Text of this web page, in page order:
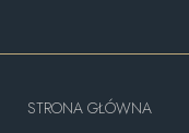
STRONA GŁÓWNA